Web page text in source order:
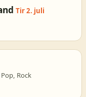
Tir 2. juli
Pop, Rock